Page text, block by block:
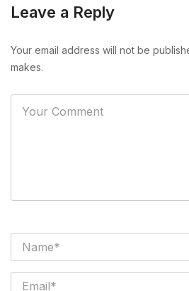
Leave a Reply
Your email address will not be
makes.